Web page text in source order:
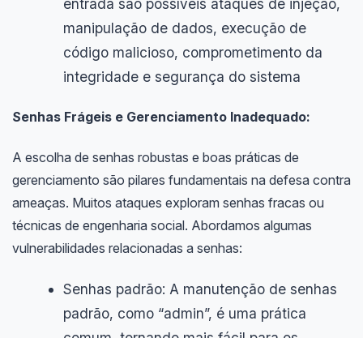
entrada são possíveis ataques de injeção,
manipulação de dados, execução de
código malicioso, comprometimento da
integridade e segurança do sistema
Senhas Frágeis e Gerenciamento Inadequado:
A escolha de senhas robustas e boas práticas de
gerenciamento são pilares fundamentais na defesa contra
ameaças. Muitos ataques exploram senhas fracas ou
técnicas de engenharia social. Abordamos algumas
vulnerabilidades relacionadas a senhas:
Senhas padrão: A manutenção de senhas
padrão, como “admin”, é uma prática